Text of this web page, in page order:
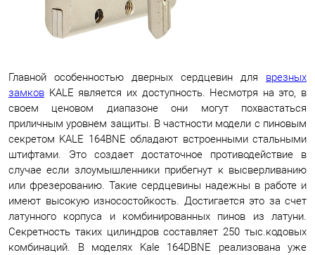
Главной особенностью дверных сердцевин для врезных
замков KALE является их доступность. Несмотря на это, в
своем ценовом диапазоне они могут похвастаться
приличным уровнем защиты. В частности модели с пиновым
секретом KALE 164BNE обладают встроенными стальными
штифтами. Это создает достаточное противодействие в
случае если злоумышленники прибегнут к высверливанию
или фрезерованию. Такие сердцевины надежны в работе и
имеют высокую износостойкость. Достигается это за счет
латунного корпуса и комбинированных пинов из латуни.
Секретность таких цилиндров составляет 250 тыс.кодовых
комбинаций. В моделях Kale 164DBNE реализована уже